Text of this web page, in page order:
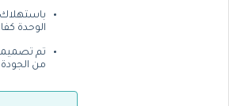
الوحدة
تم
من الجودة